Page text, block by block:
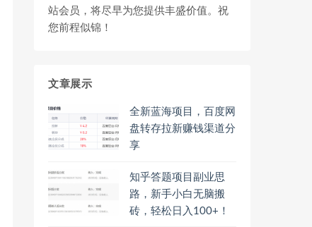
站会员，将尽早为您提供丰盛价值。祝
您前程似锦！
文章展示
全新蓝海项目，百度网
盘转存拉新赚钱渠道分
享
知乎答题项目副业思
路，新手小白无脑搬
砖，轻松日入100+！